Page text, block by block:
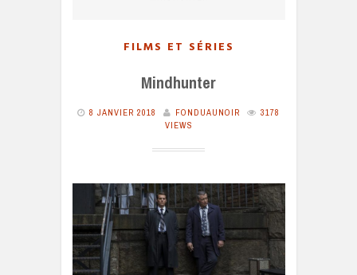
FILMS ET SÉRIES
Mindhunter
8 JANVIER 2018 FONDUAUNOIR
3178
VIEWS